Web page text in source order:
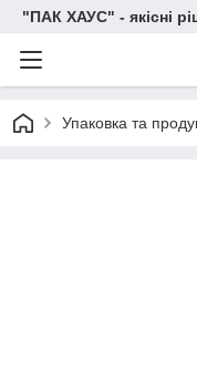
"ПАК ХАУС" - якісні
Упаковка та